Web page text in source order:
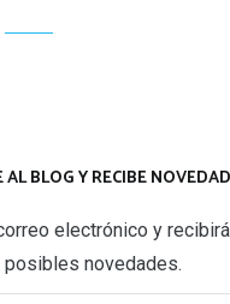
AL BLOG Y RECIBE
electrónico y
posibles novedades.